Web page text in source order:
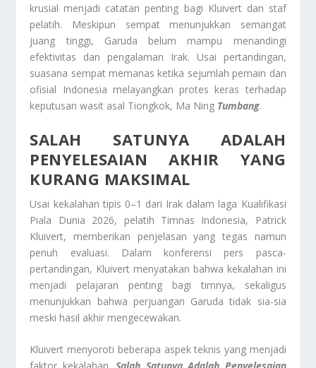
krusial menjadi catatan penting bagi Kluivert dan staf
pelatih. Meskipun sempat menunjukkan semangat
juang tinggi, Garuda belum mampu menandingi
efektivitas dan pengalaman Irak. Usai pertandingan,
suasana sempat memanas ketika sejumlah pemain dan
ofisial Indonesia melayangkan protes keras terhadap
keputusan wasit asal Tiongkok, Ma Ning Tumbang.
SALAH SATUNYA ADALAH
PENYELESAIAN AKHIR YANG
KURANG MAKSIMAL
Usai kekalahan tipis 0–1 dari Irak dalam laga Kualifikasi
Piala Dunia 2026, pelatih Timnas Indonesia, Patrick
Kluivert, memberikan penjelasan yang tegas namun
penuh evaluasi. Dalam konferensi pers pasca-
pertandingan, Kluivert menyatakan bahwa kekalahan ini
menjadi pelajaran penting bagi timnya, sekaligus
menunjukkan bahwa perjuangan Garuda tidak sia-sia
meski hasil akhir mengecewakan.
Kluivert menyoroti beberapa aspek teknis yang menjadi